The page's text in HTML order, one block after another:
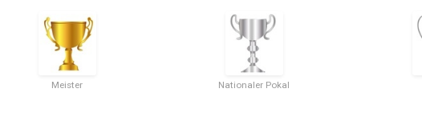
Meister Nationaler Pokal